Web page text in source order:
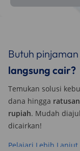
Butuh
langsung cair?
Temukan solusi
dana hingga
rupiah. Mudah
dicairkan!
Pelajari Lebih Lanjut